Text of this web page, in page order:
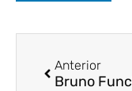
Anterior